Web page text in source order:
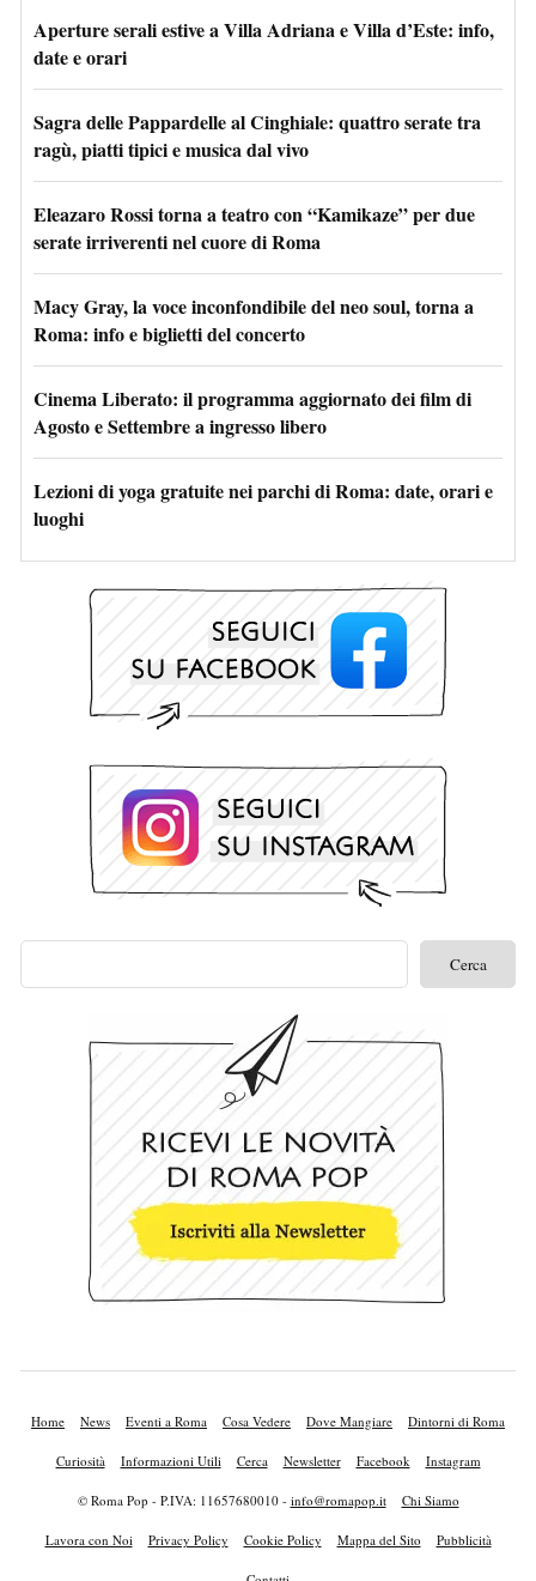
Aperture serali estive a Villa Adriana e Villa d’Este: info,
date e orari
Sagra delle Pappardelle al Cinghiale: quattro serate tra
ragù, piatti tipici e musica dal vivo
Eleazaro Rossi torna a teatro con “Kamikaze” per due
serate irriverenti nel cuore di Roma
Macy Gray, la voce inconfondibile del neo soul, torna a
Roma: info e biglietti del concerto
Cinema Liberato: il programma aggiornato dei film di
Agosto e Settembre a ingresso libero
Lezioni di yoga gratuite nei parchi di Roma: date, orari e
luoghi
Home News Eventi a Roma Cosa Vedere Dove Mangiare Dintorni di Roma
Curiosità Informazioni Utili Cerca Newsletter Facebook Instagram
© Roma Pop - P.IVA: 11657680010 - info@romapop.it Chi Siamo
Lavora con Noi Privacy Policy Cookie Policy Mappa del Sito Pubblicità